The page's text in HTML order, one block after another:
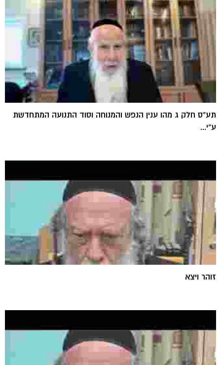
תע"ס חלק ג מהו ענין הנפש והמנוחה וסוד התנועה המתחדשת
ע"י...
זוהר ויצא